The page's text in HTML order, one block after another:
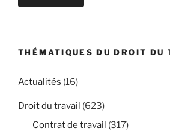
THÉMATIQUES DU DROIT DU
Actualités (16)
Droit du travail (623)
Contrat de travail (317)